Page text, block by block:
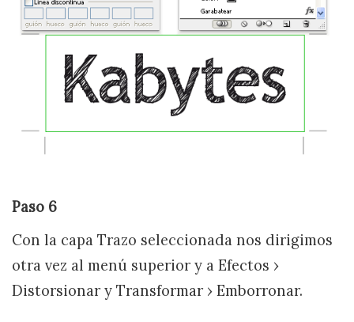
Paso 6
Con la capa Trazo seleccionada nos dirigimos
otra vez al menú superior y a Efectos ›
Distorsionar y Transformar › Emborronar.